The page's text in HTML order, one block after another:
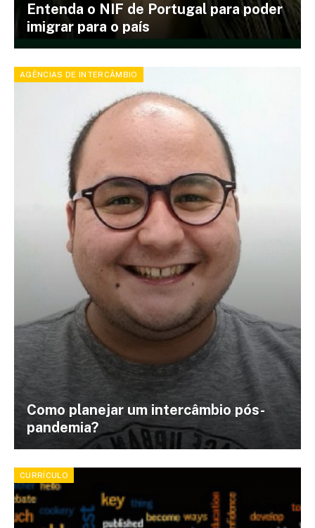
Entenda o NIF de Portugal para poder
imigrar para o país
AGÊNCIAS DE INTERCÂMBIO
Como planejar um intercâmbio pós-
pandemia?
CURRÍCULO